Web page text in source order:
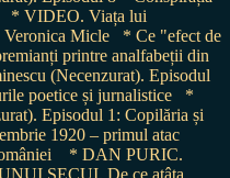
* VIDEO. Viața lui
Veronica Micle
* Ce "efect de
printre analfabeții din
(Necenzurat). Episodul
poetice și jurnalistice
*
Episodul 1: Copilăria și
1920 – primul atac
* DAN PURIC.
SECUI. De ce atâta